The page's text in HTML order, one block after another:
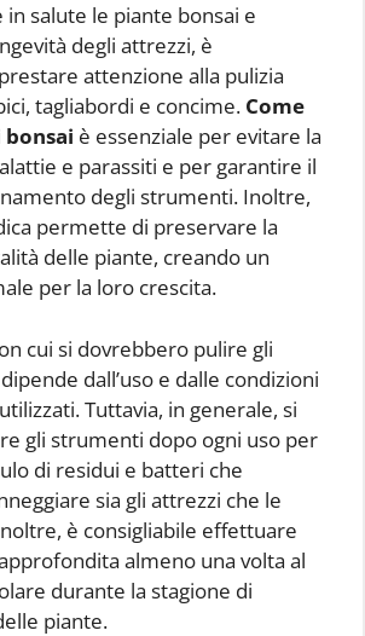
salute le piante bonsai e
degli attrezzi, è
attenzione alla pulizia
tagliabordi e concime. Come
è essenziale per evitare la
e parassiti e per garantire il
degli strumenti. Inoltre,
permette di preservare la
delle piante, creando un
per la loro crescita.
cui si dovrebbero pulire gli
dall’uso e dalle condizioni
Tuttavia, in generale, si
gli strumenti dopo ogni uso per
di residui e batteri che
sia gli attrezzi che le
è consigliabile effettuare
almeno una volta al
durante la stagione di
piante.